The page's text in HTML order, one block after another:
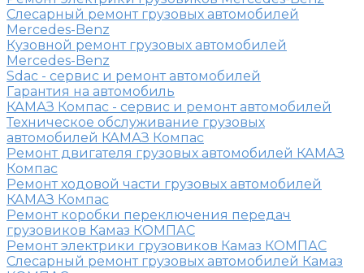
Слесарный ремонт грузовых автомобилей
Mercedes-Benz
Кузовной ремонт грузовых автомобилей
Mercedes-Benz
Sdac - сервис и ремонт автомобилей
Гарантия на автомобиль
КАМАЗ Компас - сервис и ремонт автомобилей
Техническое обслуживание грузовых
автомобилей КАМАЗ Компас
Ремонт двигателя грузовых автомобилей КАМАЗ
Компас
Ремонт ходовой части грузовых автомобилей
КАМАЗ Компас
Ремонт коробки переключения передач
грузовиков Камаз КОМПАС
Ремонт электрики грузовиков Камаз КОМПАС
Слесарный ремонт грузовых автомобилей Камаз